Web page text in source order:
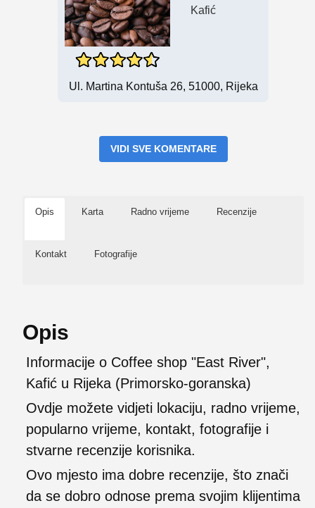
Kafić
Ul. Martina Kontuša 26, 51000, Rijeka
VIDI SVE KOMENTARE
Opis Karta Radno vrijeme Recenzije
Kontakt Fotografije
Opis
Informacije o Coffee shop "East River",
Kafić u Rijeka (Primorsko-goranska)
Ovdje možete vidjeti lokaciju, radno vrijeme,
popularno vrijeme, kontakt, fotografije i
stvarne recenzije korisnika.
Ovo mjesto ima dobre recenzije, što znači
da se dobro odnose prema svojim klijentima